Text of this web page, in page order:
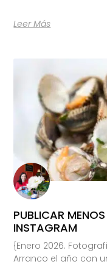
Leer Más
PUBLICAR
INSTAGRAM
{Enero 2026.
Arranco el año con